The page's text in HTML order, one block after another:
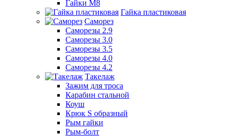
Гайки М8
Гайка пластиковая
Саморез
Саморезы 2.9
Саморезы 3.0
Саморезы 3.5
Саморезы 4.0
Саморезы 4.2
Такелаж
Зажим для троса
Карабин стальной
Коуш
Крюк S образный
Рым гайки
Рым-болт